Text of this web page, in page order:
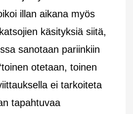
illan aikana myös
käsityksiä siitä,
sanotaan pariinkiin
otetaan, toinen
ei tarkoiteta
tapahtuvaa